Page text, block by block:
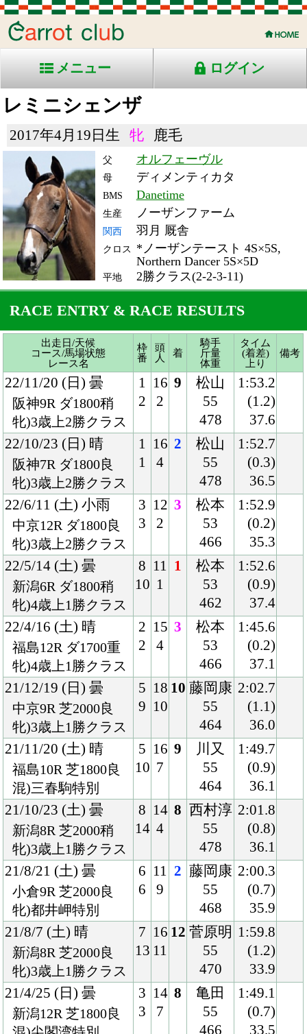
メニュー ログイン
レミニシェンザ
2017年4月19日生 鹿毛
オルフェーヴル
ディメンティカタ
BMS Danetime
生産
羽月 厩舎
クロス *ノーザンテースト 4S×5S,
平地 2勝クラス(2-2-3-11)
RACE ENTRY & RACE RESULTS
出走日/天候
コース/馬場状態
レース名
枠
番
頭
人
着
騎手
斤量
体重
タイム
(着差)
上り
22/11/20 (日) 曇
阪神9R ダ1800稍
1
2
16
2
松山
55
1:53.2
(1.2)
22/10/23 (日) 晴
阪神7R ダ1800良
牝)3歳上2勝クラス
1
1
16
4
2
松山
55
478
1:52.7
(0.3)
22/6/11 (土) 小雨
中京12R ダ1800良
牝)3歳上2勝クラス
3
3 2
松本
53
466
1:52.9
(0.2)
35.3
22/5/14 (土) 曇
新潟6R ダ1800稍
牝)4歳上1勝クラス
8
10
11
1
松本
462
37.4
22/4/16 (土) 晴
福島12R ダ1700重
牝)4歳上1勝クラス
2
2
松本 1:45.6
21/12/19 (日) 曇
中京9R 芝2000良
牝)3歳上1勝クラス
5
9
1810 藤岡康
55
464
2:02.7
(1.1)
21/11/20 (土) 晴
福島10R 芝1800良
混)三春駒特別
10
16
7
464
36.1
21/10/23 (土) 曇
新潟8R 芝2000稍
牝)3歳上1勝クラス
8
14
14
4
西村淳
55
21/8/21 (土) 曇
小倉9R 芝2000良
牝)都井岬特別
藤岡康
55
468
2:00.3
(0.7)
21/8/7 (土) 晴
新潟8R 芝2000良
牝)3歳上1勝クラス
7
13
16
11
12
55
470
(1.2)
33.9
21/4/25 (日) 曇
新潟12R 芝1800良
混)尖閣湾特別
3
3
14
7
亀田
466
33.5
21/3/6 (土) 曇
小倉8R 芝1800重
牝)4歳上1勝クラス
7
11 4
菅原明
54
1:52.3
20/11/15 (日) 晴
福島8R 芝1800良
牝)3歳上1勝クラス
3
6
1612
長岡
53
460
1:49.0
(0.8)
20/10/17 (土) 曇
新潟8R 芝1800良
牝)3歳上1勝クラス
8
13
14
3
462
34.8
20/8/29 (土) 晴
小倉4R 芝1800良
3歳未勝利
8
16
16
9
長岡
54
20/8/9 (日) 曇
新潟3R 芝1600不
3歳未勝利
長岡
54
456
1:37.1
(1.1)
20/5/30 (土) 晴
京都3R 芝1400良
混)3歳未勝利
4
8
18
7
17
54
460
(2.3)
35.5
19/11/16 (土) 晴
京都5R 芝1600良
1 11 藤岡康